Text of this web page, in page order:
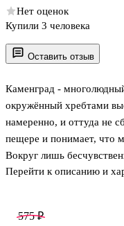
Оставить отзыв
Каменград -
окружённый хребтами
намеренно, и оттуда не
пещере и понимает, что
Вокруг лишь
постоянно работают в
Перейти к описанию и
Нет оценок
Купили 3 человека
575 ₽